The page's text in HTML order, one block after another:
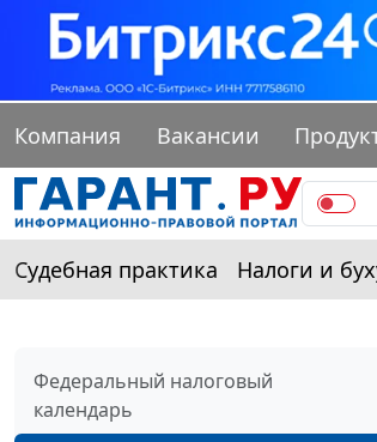
Компания Вакансии
Судебная практика Налоги и
Федеральный налоговый
календарь